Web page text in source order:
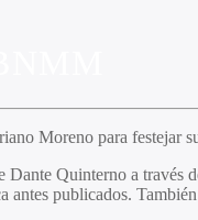
Moreno para festejar
Quinterno a
antes publicados.